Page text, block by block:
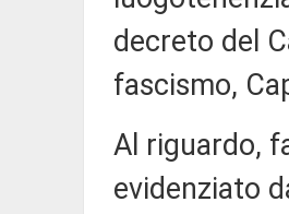
decreto del
fascismo,
Al riguardo,
evidenziato